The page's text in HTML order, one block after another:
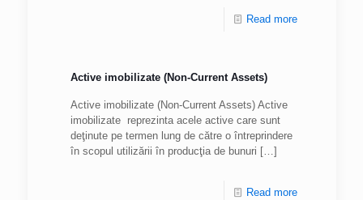
Read more
Active imobilizate (Non-Current Assets)
Active imobilizate (Non-Current Assets) Active
imobilizate reprezinta acele active care sunt
deţinute pe termen lung de către o întreprindere
în scopul utilizării în producţia de bunuri […]
Read more